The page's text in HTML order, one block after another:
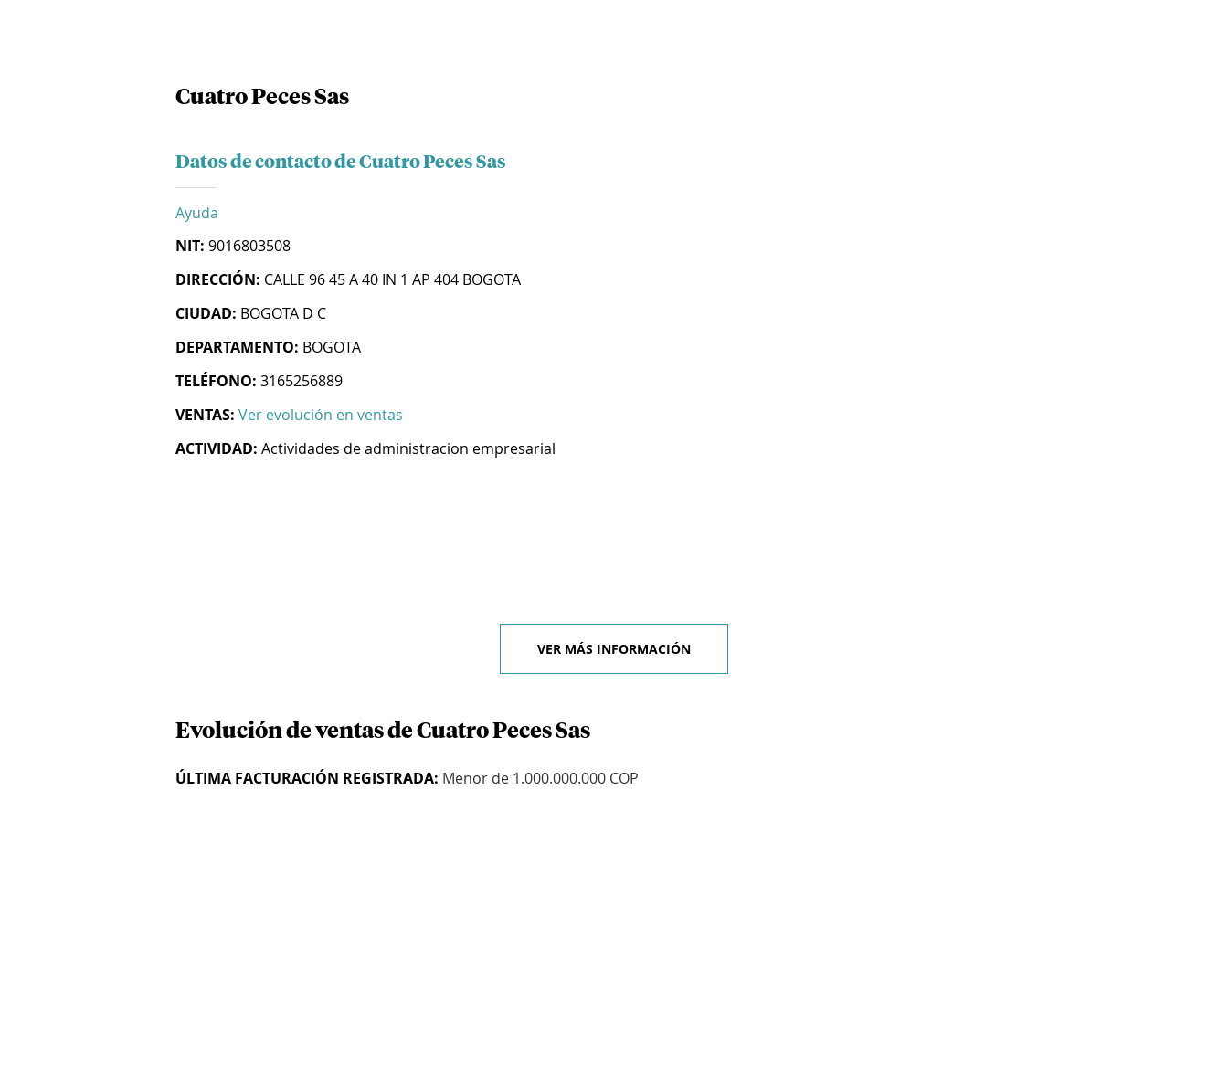
Cuatro Peces Sas
Datos de contacto de Cuatro Peces Sas
Ayuda
NIT: 9016803508
DIRECCIÓN: CALLE 96 45 A 40 IN 1 AP 404 BOGOTA
CIUDAD: BOGOTA D C
DEPARTAMENTO: BOGOTA
TELÉFONO: 3165256889
VENTAS: Ver evolución en ventas
ACTIVIDAD: Actividades de administracion empresarial
VER MÁS INFORMACIÓN
Evolución de ventas de Cuatro Peces Sas
ÚLTIMA FACTURACIÓN REGISTRADA: Menor de 1.000.000.000 COP